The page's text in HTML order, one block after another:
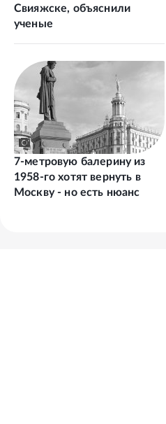
Свияжске, объяснили
ученые
7-метровую балерину из
1958-го хотят вернуть в
Москву - но есть нюанс